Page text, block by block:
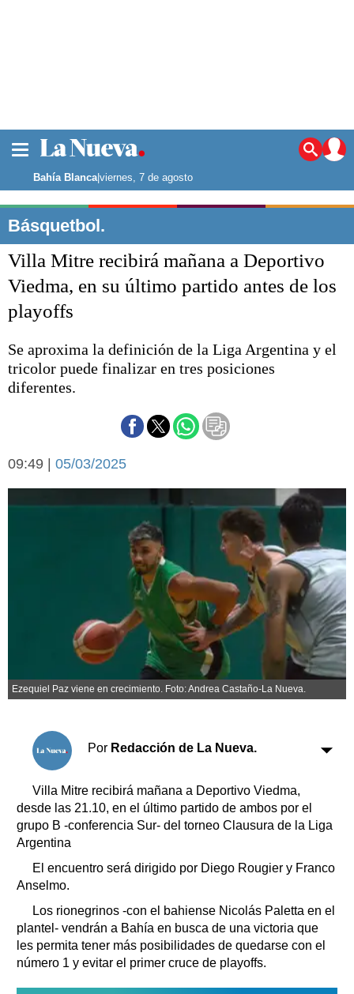
Noticias
La ciudad
Punta Alta
El mundo
Seguridad
Opinión
Deportes
Liga del Sur
Básquetbol
Aplausos
Economía y campo
Con el campo
Espacio empresas
Sociedad
Tecnología
Turismo
Salud
Es viral
Cartón Lleno
Fúnebres
Horóscopo
Suplementos
Servicios
Farmacias
Transportes
Loterías
Fúnebres
Teléfonos de urgencia
Bahía Blanca|viernes, 7 de agosto
Básquetbol.
Villa Mitre recibirá mañana a Deportivo
Viedma, en su último partido antes de los
playoffs
Se aproxima la definición de la Liga Argentina y el
tricolor puede finalizar en tres posiciones
diferentes.
09:49 | 05/03/2025
Ezequiel Paz viene en crecimiento. Foto: Andrea Castaño-La Nueva.
Por Redacción de La Nueva.
Villa Mitre recibirá mañana a Deportivo Viedma,
desde las 21.10, en el último partido de ambos por el
grupo B -conferencia Sur- del torneo Clausura de la Liga
Argentina
El encuentro será dirigido por Diego Rougier y Franco
Anselmo.
Los rionegrinos -con el bahiense Nicolás Paletta en el
plantel- vendrán a Bahía en busca de una victoria que
les permita tener más posibilidades de quedarse con el
número 1 y evitar el primer cruce de playoffs.